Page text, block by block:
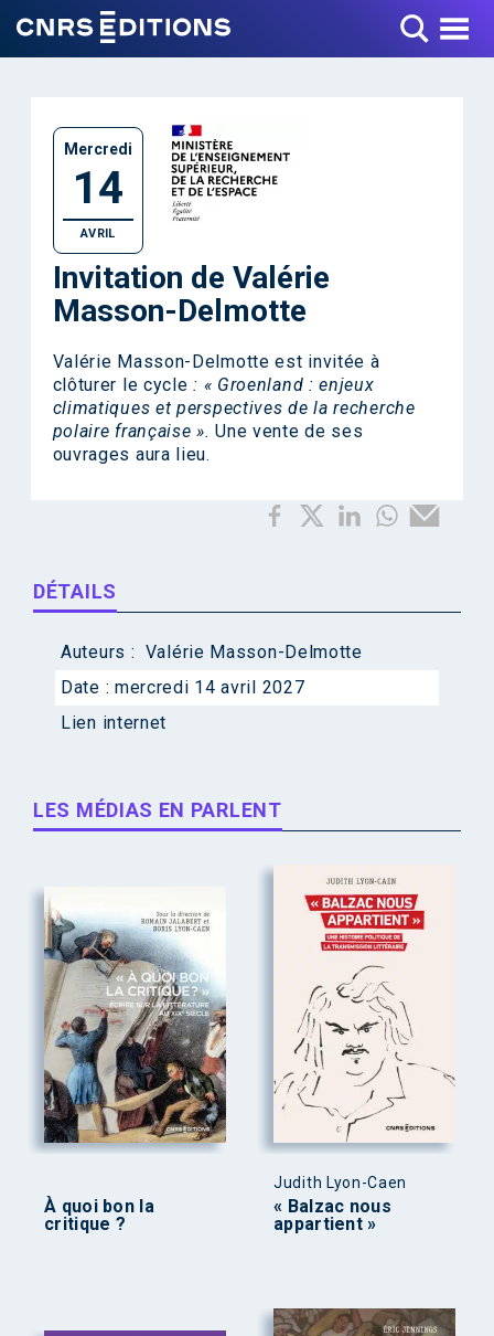
Toggle Menu
Mercredi
14
AVRIL
Invitation de Valérie
Masson-Delmotte
Valérie Masson-Delmotte est invitée à
clôturer le cycle: « Groenland : enjeux
climatiques et perspectives de la recherche
polaire française ».Une vente de ses
ouvrages aura lieu.
DÉTAILS
Auteurs : Valérie Masson-Delmotte
Date : mercredi 14 avril 2027
Lien internet
LES MÉDIAS EN PARLENT
À quoi bon la
critique ?
Judith Lyon-Caen
« Balzac nous
appartient »